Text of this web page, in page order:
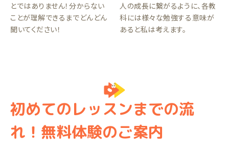
とではありません！分からない
ことが理解できるまでどんどん
聞いてください！
人の成長に繋がるように、各教
科には様々な勉強する意味が
あると私は考えます。
初めてのレッスンまでの流
れ！無料体験のご案内